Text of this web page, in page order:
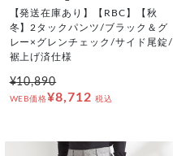
【発送在庫あり】【RBC】【秋
冬】2タックパンツ/ブラック＆グ
レー×グレンチェック/サイド尾錠/
裾上げ済仕様
¥10,890
WEB価格¥8,712 税込